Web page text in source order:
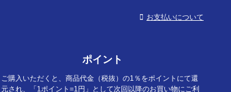
お支払いについて
ポイント
ご購入いただくと、商品代金（税抜）の1％をポイントにて還
元され、「1ポイント=1円」として次回以降のお買い物にご利